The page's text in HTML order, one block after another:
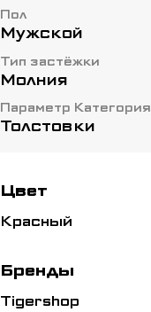
Пол
Мужской
Тип застёжки
Молния
Параметр Категория
Толстовки
Цвет
Красный
Бренды
Tigershop